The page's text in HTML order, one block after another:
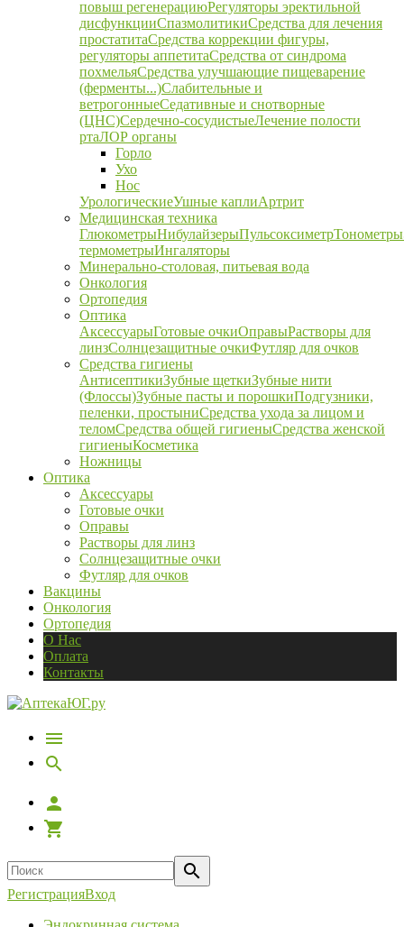
повыш регенерациюРегуляторы эректильной
дисфункцииСпазмолитикиСредства для лечения
простатитаСредства коррекции фигуры,
регуляторы аппетитаСредства от синдрома
похмельяСредства улучшающие пищеварение
(ферменты...)Слабительные и
ветрогонныеСедативные и снотворные
(ЦНС)Сердечно-сосудистыеЛечение полости
ртаЛОР органы
Горло
Ухо
Нос
УрологическиеУшные каплиАртрит
Медицинская техника
ГлюкометрыНибулайзерыПульсоксиметрТонометры
термометрыИнгаляторы
Минерально-столовая, питьевая вода
Онкология
Ортопедия
Оптика
АксессуарыГотовые очкиОправыРастворы для
линзСолнцезащитные очкиФутляр для очков
Средства гигиены
АнтисептикиЗубные щеткиЗубные нити
(Флоссы)Зубные пасты и порошкиПодгузники,
пеленки, простыниСредства ухода за лицом и
теломСредства общей гигиеныСредства женской
гигиеныКосметика
Ножницы
Оптика
Аксессуары
Готовые очки
Оправы
Растворы для линз
Солнцезащитные очки
Футляр для очков
Вакцины
Онкология
Ортопедия
О Нас
Оплата
Контакты
РегистрацияВход